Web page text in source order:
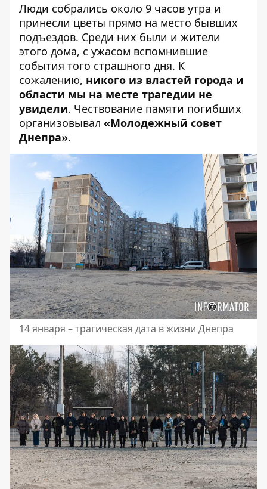
Люди собрались около 9 часов утра и
принесли цветы прямо на место бывших
подъездов. Среди них были и жители
этого дома, с ужасом вспомнившие
события того страшного дня. К
сожалению, никого из властей города и
области мы на месте трагедии не
увидели. Чествование памяти погибших
организовывал «Молодежный совет
Днепра».
14 января – трагическая дата в жизни Днепра